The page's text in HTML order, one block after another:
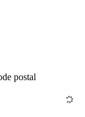
postal